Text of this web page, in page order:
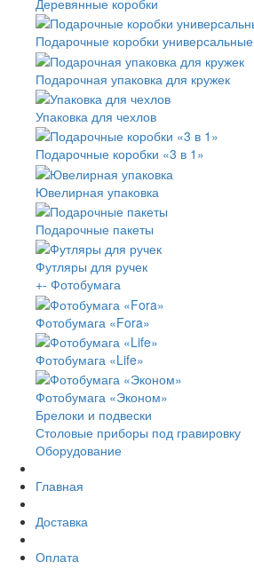
Деревянные коробки
Подарочные коробки универсальные
Подарочная упаковка для кружек
Упаковка для чехлов
Подарочные коробки «3 в 1»
Ювелирная упаковка
Подарочные пакеты
Футляры для ручек
+- Фотобумага
Фотобумага «Fora»
Фотобумага «Life»
Фотобумага «Эконом»
Брелоки и подвески
Столовые приборы под гравировку
Оборудование
Главная
Доставка
Оплата